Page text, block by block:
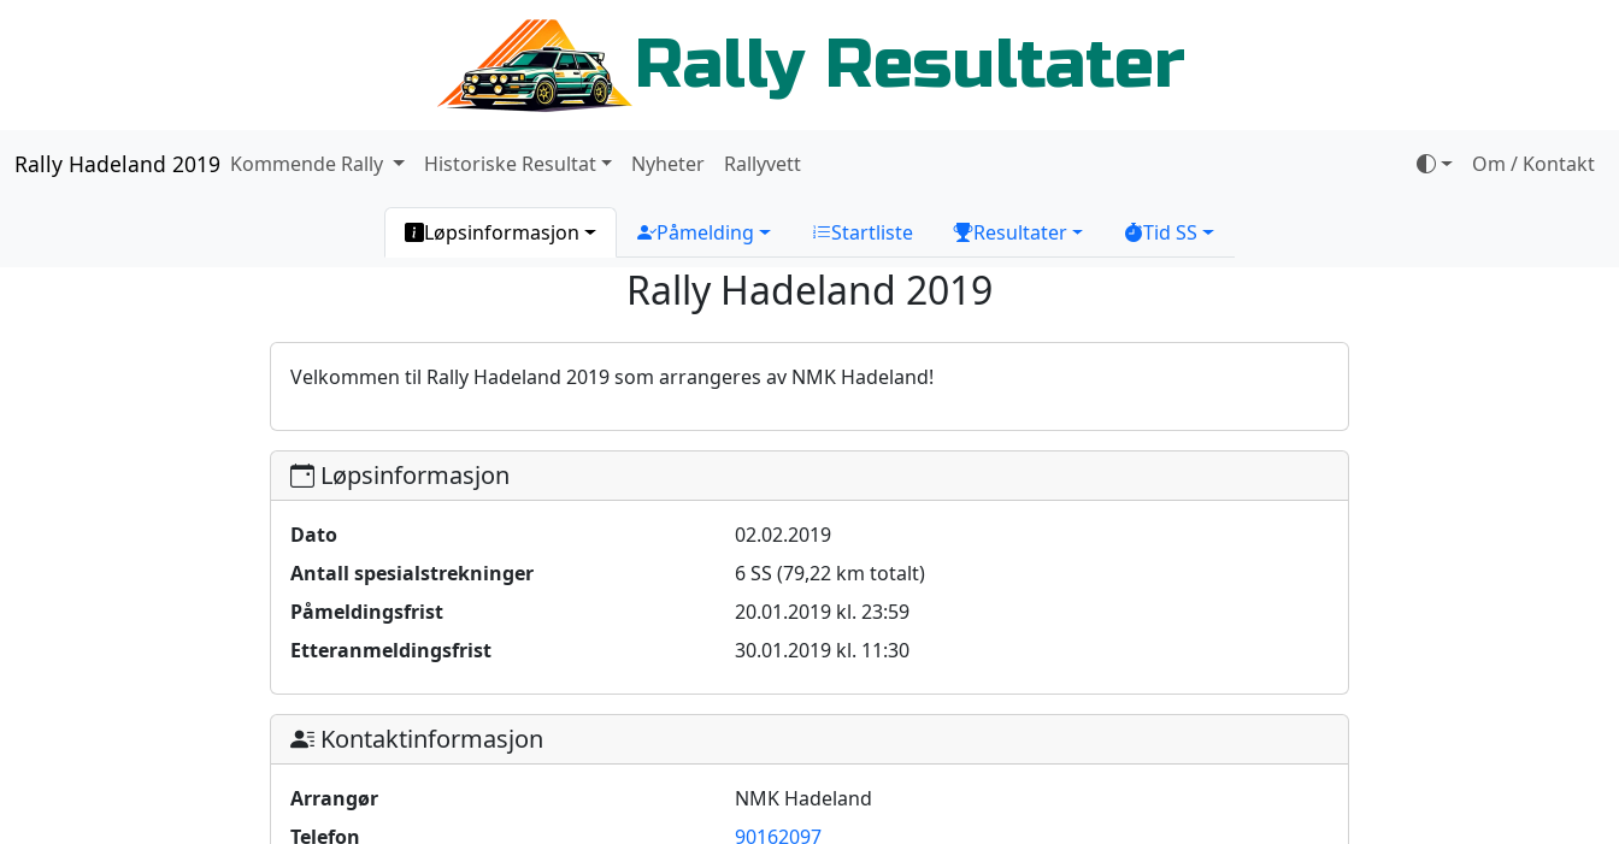
Rally Resultater
Rally Hadeland 2019 Kommende Rally Historiske Resultat Nyheter Rallyvett Om / Kontakt
Løpsinformasjon Påmelding Startliste Resultater Tid SS
Rally Hadeland 2019
Velkommen til Rally Hadeland 2019 som arrangeres av NMK Hadeland!
Løpsinformasjon
Dato
02.02.2019
Antall spesialstrekninger
6 SS (79,22 km totalt)
Påmeldingsfrist
20.01.2019 kl. 23:59
Etteranmeldingsfrist
30.01.2019 kl. 11:30
Kontaktinformasjon
Arrangør
NMK Hadeland
Telefon
90162097